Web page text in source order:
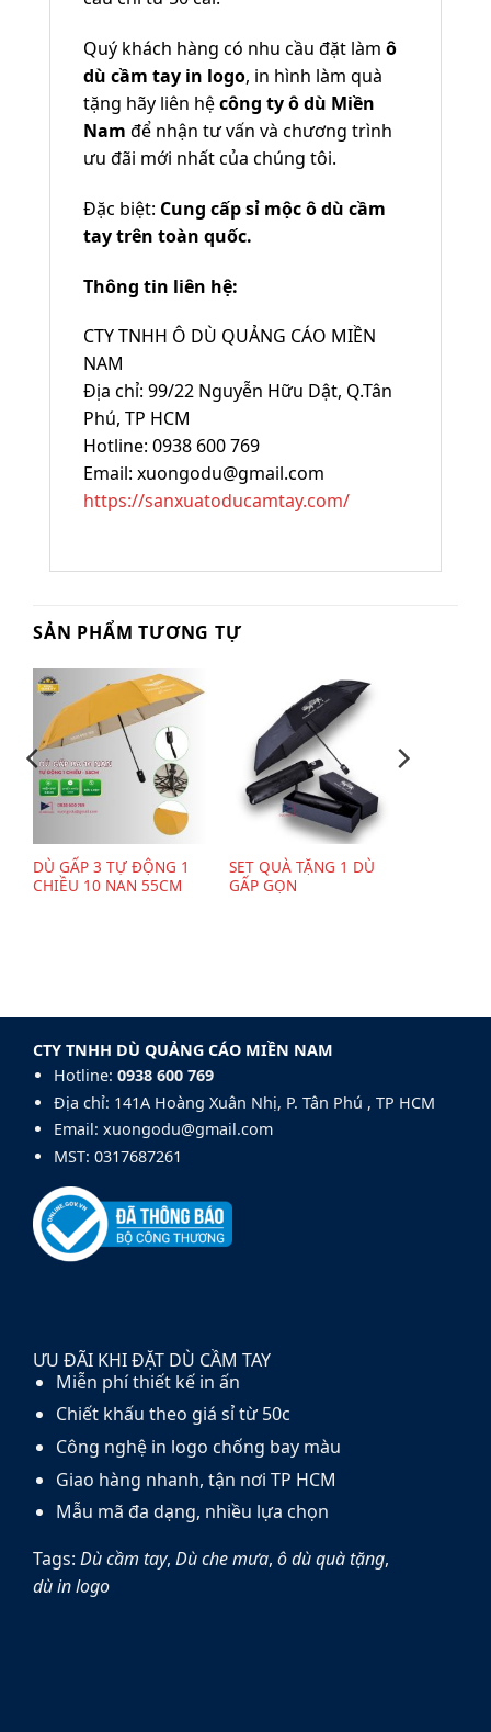
Quý khách hàng có nhu cầu đặt làm ô
dù cầm tay in logo, in hình làm quà
tặng hãy liên hệcông ty ô dù Miền
Nam để nhận tư vấn và chương trình
ưu đãi mới nhất của chúng tôi.
Đặc biệt: Cung cấp sỉ mộc ô dù cầm
tay trên toàn quốc.
Thông tin liên hệ:
CTY TNHH Ô DÙ QUẢNG CÁO MIỀN
NAM
Địa chỉ: 99/22 Nguyễn Hữu Dật, Q.Tân
Phú, TP HCM
Hotline: 0938 600 769‬
Email: xuongodu@gmail.com
https://sanxuatoducamtay.com/
SẢN PHẨM TƯƠNG TỰ
DÙ GẤP 3 TỰ ĐỘNG 1
CHIỀU 10 NAN 55CM
SET QUÀ TẶNG 1 DÙ
GẤP GỌN
CTY TNHH DÙ QUẢNG CÁO MIỀN NAM
Hotline: 0938 600 769‬
Địa chỉ: 141A Hoàng Xuân Nhị, P. Tân Phú , TP HCM
Email: xuongodu@gmail.com
MST: 0317687261
ƯU ĐÃI KHI ĐẶT DÙ CẦM TAY
Miễn phí thiết kế in ấn
Chiết khấu theo giá sỉ từ 50c
Công nghệ in logo chống bay màu
Giao hàng nhanh, tận nơi TP HCM
Mẫu mã đa dạng, nhiều lựa chọn
Tags: Dù cầm tay, Dù che mưa, ô dù quà tặng,
dù in logo